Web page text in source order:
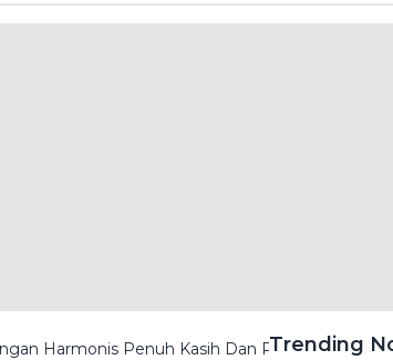
Harmonis Penuh Kasih Dan Pengertian
Trending